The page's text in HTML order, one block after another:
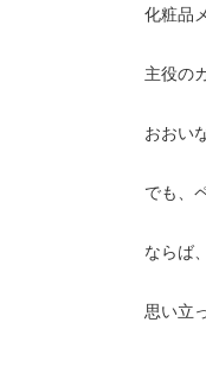
化粧品
主役の
おおい
でも、
ならば
思い立